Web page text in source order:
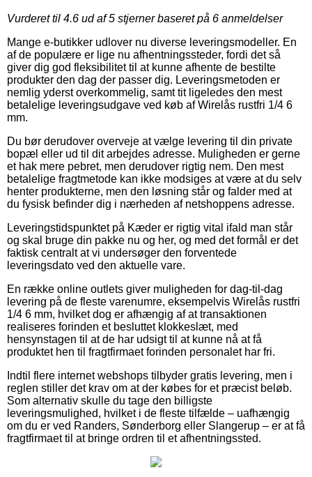
Vurderet til 4.6 ud af 5 stjerner baseret på 6 anmeldelser
Mange e-butikker udlover nu diverse leveringsmodeller. En
af de populære er lige nu afhentningssteder, fordi det så
giver dig god fleksibilitet til at kunne afhente de bestilte
produkter den dag der passer dig. Leveringsmetoden er
nemlig yderst overkommelig, samt tit ligeledes den mest
betalelige leveringsudgave ved køb af Wirelås rustfri 1/4 6
mm.
Du bør derudover overveje at vælge levering til din private
bopæl eller ud til dit arbejdes adresse. Muligheden er gerne
et hak mere pebret, men derudover rigtig nem. Den mest
betalelige fragtmetode kan ikke modsiges at være at du selv
henter produkterne, men den løsning står og falder med at
du fysisk befinder dig i nærheden af netshoppens adresse.
Leveringstidspunktet på Kæder er rigtig vital ifald man står
og skal bruge din pakke nu og her, og med det formål er det
faktisk centralt at vi undersøger den forventede
leveringsdato ved den aktuelle vare.
En række online outlets giver muligheden for dag-til-dag
levering på de fleste varenumre, eksempelvis Wirelås rustfri
1/4 6 mm, hvilket dog er afhængig af at transaktionen
realiseres forinden et besluttet klokkeslæt, med
hensynstagen til at de har udsigt til at kunne nå at få
produktet hen til fragtfirmaet forinden personalet har fri.
Indtil flere internet webshops tilbyder gratis levering, men i
reglen stiller det krav om at der købes for et præcist beløb.
Som alternativ skulle du tage den billigste
leveringsmulighed, hvilket i de fleste tilfælde – uafhængig
om du er ved Randers, Sønderborg eller Slangerup – er at få
fragtfirmaet til at bringe ordren til et afhentningssted.